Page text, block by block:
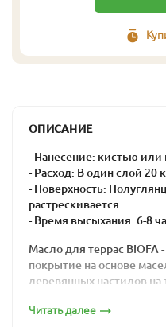
ОПИСАНИЕ
- Нанесение: кистью
- Расход: В один слой 20
- Поверхность:
растрескивается.
- Время высыхания: 6-8
Масло для террас BIOFA
покрытие на основе
деревянных настилов на
поверхностей из
Читать далее